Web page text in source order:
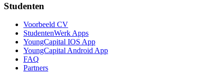
Studenten
Voorbeeld CV
StudentenWerk Apps
YoungCapital IOS App
YoungCapital Android App
FAQ
Partners